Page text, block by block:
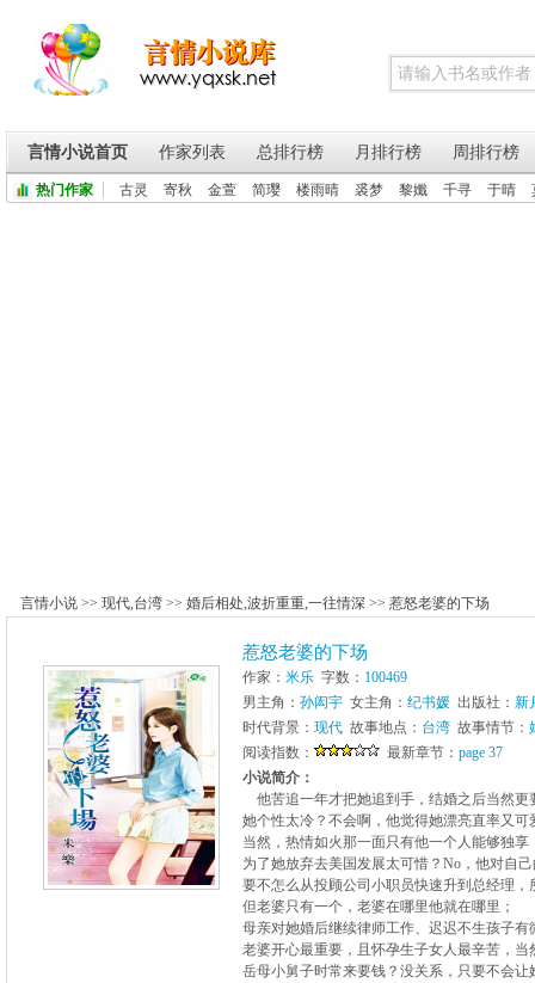
言情小说首页 作家列表 总排行榜 月排行榜 周排行榜
热门作家 古灵 寄秋 金萱 简璎 楼雨晴 裘梦 黎孅 千寻 于晴
言情小说 >> 现代,台湾 >> 婚后相处,波折重重,一往情深 >> 惹怒老婆的下场
惹怒老婆的下场
作家： 米乐 字数： 100469
男主角： 孙闳宇 女主角： 纪书媛 出版社： 新
时代背景： 现代 故事地点： 台湾 故事情节：
阅读指数：
最新章节： page 37
小说简介：
他苦追一年才把她追到手，结婚之后当然更
她个性太冷？不会啊，他觉得她漂亮直率又可
当然，热情如火那一面只有他一个人能够独享
为了她放弃去美国发展太可惜？No，他对自
要不怎么从投顾公司小职员快速升到总经理
但老婆只有一个，老婆在哪里他就在哪里；
母亲对她婚后继续律师工作、迟迟不生孩子有
老婆开心最重要，且怀孕生子女人最辛苦，当
岳母小舅子时常来要钱？没关系，只要不会让